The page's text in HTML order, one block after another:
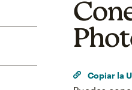
Copiar la